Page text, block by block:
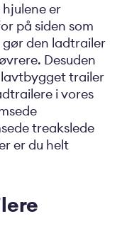
er
på siden som
den ladtrailer
Desuden
trailer
i vores
treakslede
er du helt